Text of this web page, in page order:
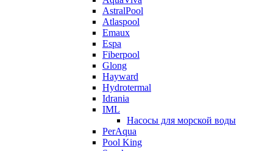
AstralPool
Atlaspool
Emaux
Espa
Fiberpool
Glong
Hayward
Hydrotermal
Idrania
IML
Насосы для морской воды
PerAqua
Pool King